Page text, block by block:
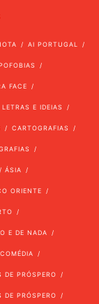
AI PORTUGAL
FACE
E IDEIAS
CARTOGRAFIAS
ÁSIA
ORIENTE
E DE NADA
DE PRÓSPERO
DE PRÓSPERO